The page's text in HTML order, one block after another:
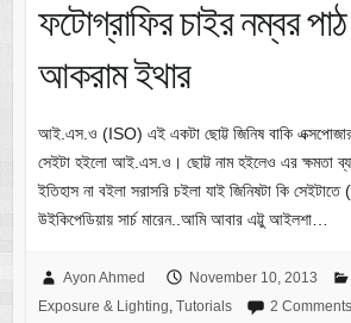
ফটোগ্রাফির চাইর নম্বর
আকরাম ইথার
আই.এস.ও (ISO) এই একটা ছোট্ট জিনিষ বাকি
সেইটা হইলো আই.এস.ও। ছোট্ট নাম হইলেও এর ক্ষমতা
ইতিহাস না বইলা সরাসরি চইলা যাই জিনিষটা কি সেইটাতে
উইকিপেডিয়ায় সার্চ মারেন..আমি আবার এট্টু আইলশা…
Ayon Ahmed November 10, 2013
Exposure & Lighting, Tutorials 2 Comments